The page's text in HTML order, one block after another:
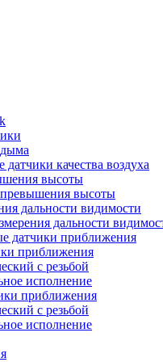
качества воздуха
высоты
высоты
дальности видимости
дальности
датчики приближения
приближения
с резьбой
исполнение
приближения
с резьбой
исполнение